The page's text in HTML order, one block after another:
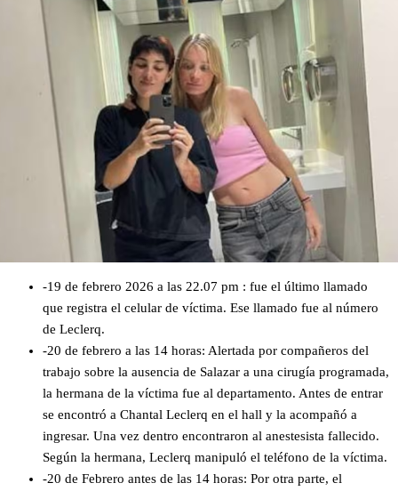
-19 de febrero 2026 a las 22.07 pm : fue el último llamado
que registra el celular de víctima. Ese llamado fue al número
de Leclerq.
-20 de febrero a las 14 horas: Alertada por compañeros del
trabajo sobre la ausencia de Salazar a una cirugía programada,
la hermana de la víctima fue al departamento. Antes de entrar
se encontró a Chantal Leclerq en el hall y la acompañó a
ingresar. Una vez dentro encontraron al anestesista fallecido.
Según la hermana, Leclerq manipuló el teléfono de la víctima.
-20 de Febrero antes de las 14 horas: Por otra parte, el